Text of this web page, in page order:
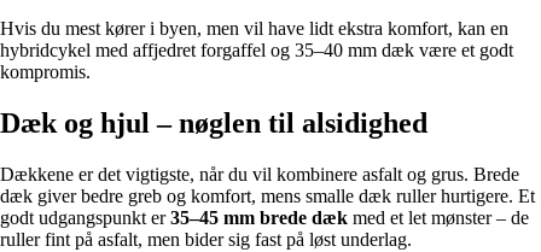
Hvis du mest kører i byen, men vil have lidt ekstra komfort, kan en
hybridcykel med affjedret forgaffel og 35–40 mm dæk være et godt
kompromis.
Dæk og hjul – nøglen til alsidighed
Dækkene er det vigtigste, når du vil kombinere asfalt og grus. Brede
dæk giver bedre greb og komfort, mens smalle dæk ruller hurtigere. Et
godt udgangspunkt er35–45 mm brede dæk med et let mønster – de
ruller fint på asfalt, men bider sig fast på løst underlag.